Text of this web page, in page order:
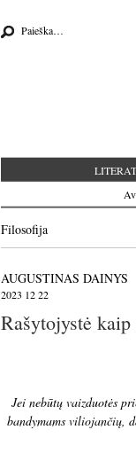
Search for:
Filosofija
AUGUSTINAS DAINYS
2023 12 22
Rašytojystė
Jei nebūtų vaizduotės
bandymams viliojančių,